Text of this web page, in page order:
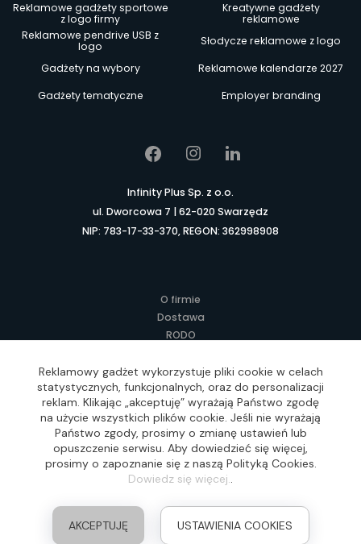
Reklamowe gadżety sportowe
z logo firmy
Kreatywne gadżety
reklamowe
Reklamowe pendrive USB z
logo
Słodycze reklamowe z logo
Gadżety na wybory
Reklamowe kalendarze 2027
Gadżety tematyczne
Employer branding
Infinity Plus Sp. z o.o.
ul. Dworcowa 7 | 62-020 Swarzędz
NIP: 783-17-33-370, REGON: 362998908
O firmie
Dostawa
RODO
Regulamin
Lokalne Gadżety Reklamowe
Jak zamawiać?
Słownik pojęć
FAQ
Realizacja: Idea4Me.pl, Wszelkie prawa zastrzeżone
Reklamowy gadżet wykorzystuje pliki cookie w celach
statystycznych, funkcjonalnych, oraz do personalizacji
reklam. Klikając „akceptuję” wyrażają Państwo zgodę
na użycie wszystkich plików cookie. Jeśli nie wyrażają
Państwo zgody, prosimy o zmianę ustawień lub
opuszczenie serwisu. Aby dowiedzieć się więcej,
prosimy o zapoznanie się z naszą Polityką Cookies.
Dowiedz się więcej..
AKCEPTUJĘ USTAWIENIA COOKIES